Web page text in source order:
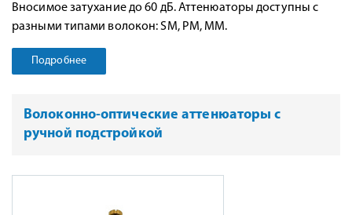
Вносимое затухание до 60 дБ. Аттенюаторы доступны с
разными типами волокон: SM, PM, MM.
Подробнее
Волоконно-оптические аттенюаторы с
ручной подстройкой